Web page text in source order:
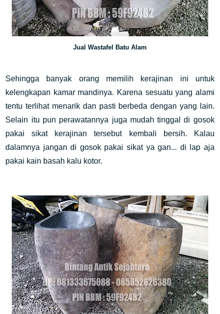
Jual Wastafel Batu Alam
Sehingga banyak orang memilih kerajinan ini untuk
kelengkapan kamar mandinya. Karena sesuatu yang alami
tentu terlihat menarik dan pasti berbeda dengan yang lain.
Selain itu pun perawatannya juga mudah tinggal di gosok
pakai sikat kerajinan tersebut kembali bersih. Kalau
dalamnya jangan di gosok pakai sikat ya gan... di lap aja
pakai kain basah kalu kotor.